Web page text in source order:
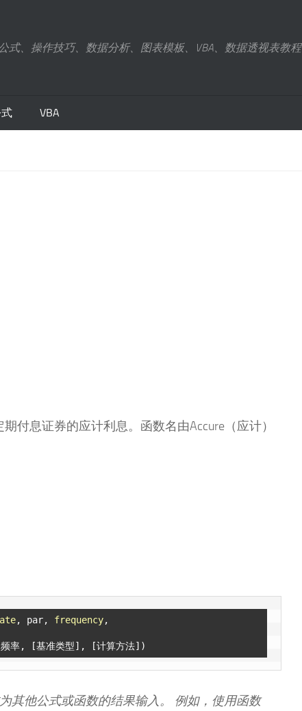
式、操作技巧、数据分析、图表模板、VBA、数据透视表教程
VBA
付息证券的应计利息。函数名由Accure（应计）
, par, frequency,
其他公式或函数的结果输入。 例如，使用函数